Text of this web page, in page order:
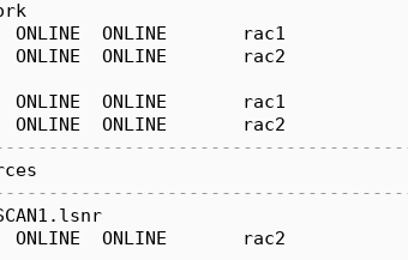
ONLINE
ONLINE
ONLINE
ONLINE